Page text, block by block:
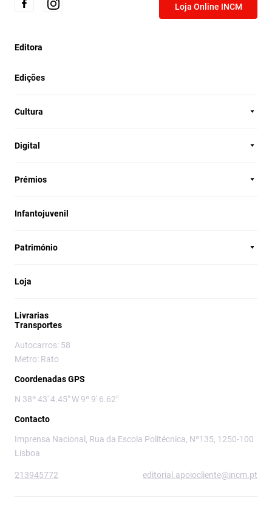
Loja Online INCM
Editora
Edições
Cultura
Digital
Prémios
Infantojuvenil
Património
Loja
Livrarias
Transportes
Autocarros: 58
Metro: Rato
Coordenadas GPS
N 38º 43' 4.45" W 9º 9' 6.62"
Contacto
Imprensa Nacional, Rua da Escola Politécnica, Nº135, 1250-100
Lisboa
213945772 editorial.apoiocliente@incm.pt